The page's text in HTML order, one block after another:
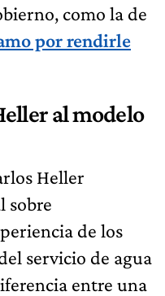
como la de
por rendirle
al modelo
Heller
sobre
de los
servicio de agua
entre una